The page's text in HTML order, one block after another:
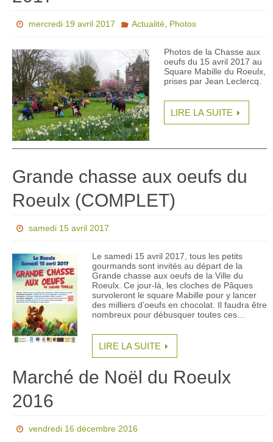
mercredi 19 avril 2017 Actualité, Photos
Photos de la Chasse aux
oeufs du 15 avril 2017 au
Square Mabille du Roeulx,
prises par Jean Leclercq.
LIRE LA SUITE
Grande chasse aux oeufs du
Roeulx (COMPLET)
samedi 15 avril 2017
Le samedi 15 avril 2017, tous les petits
gourmands sont invités au départ de la
Grande chasse aux oeufs de la Ville du
Roeulx. Ce jour-là, les cloches de Pâques
survoleront le square Mabille pour y lancer
des milliers d’oeufs en chocolat. Il faudra être
nombreux pour débusquer toutes ces…
LIRE LA SUITE
Marché de Noël du Roeulx
2016
vendredi 16 décembre 2016